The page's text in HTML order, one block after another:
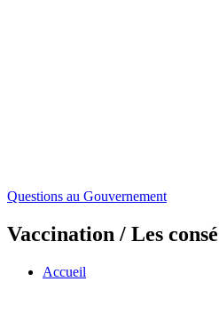
Questions au Gouvernement
Vaccination / Les
Accueil